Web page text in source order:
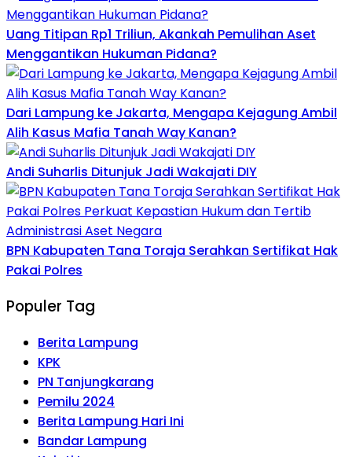
Uang Titipan Rp1 Triliun, Akankah Pemulihan Aset
Menggantikan Hukuman Pidana?
Dari Lampung ke Jakarta, Mengapa Kejagung Ambil
Alih Kasus Mafia Tanah Way Kanan?
Andi Suharlis Ditunjuk Jadi Wakajati DIY
BPN Kabupaten Tana Toraja Serahkan Sertifikat Hak
Pakai Polres
Populer Tag
Berita Lampung
KPK
PN Tanjungkarang
Pemilu 2024
Berita Lampung Hari Ini
Bandar Lampung